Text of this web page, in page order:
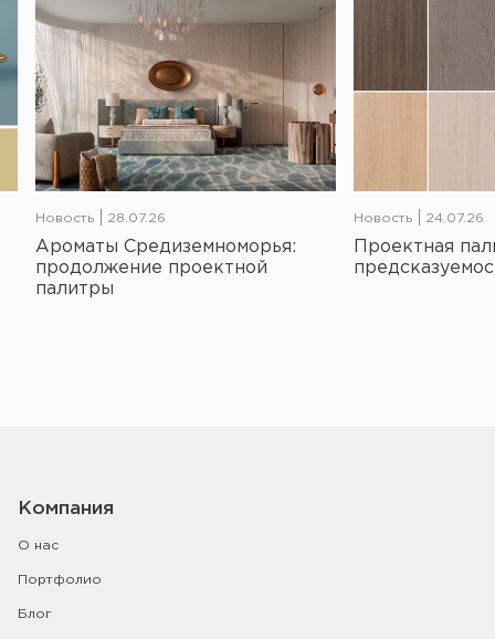
Новость 28.07.26
Ароматы Средиземноморья:
продолжение проектной
палитры
Новость 24.07.26
Проектная
Компания
О нас
Портфолио
Блог